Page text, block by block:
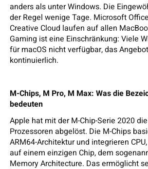
anders als unter Windows. Die
der Regel wenige Tage. Microsoft
Creative Cloud laufen auf allen
Gaming ist eine Einschränkung: Viele
für macOS nicht verfügbar, das
kontinuierlich.
M-Chips, M Pro, M Max: Was die
bedeuten
Apple hat mit der M-Chip-Serie 2020
Prozessoren abgelöst. Die M-Chips
ARM64-Architektur und integrieren
auf einem einzigen Chip, dem
Memory Architecture. Das ermöglicht